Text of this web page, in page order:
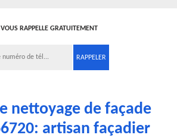
RAPPELLE GRATUITEMENT
nettoyage de façade
artisan façadier